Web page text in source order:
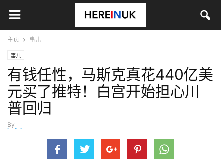
主页 事儿
事儿
有钱任性，马斯克真花440亿美
元买了推特！白宫开始担心川
普回归
By
hefei